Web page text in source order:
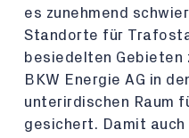
es zunehmend
Standorte für
besiedelten Gebieten
BKW Energie AG in
unterirdischen Raum
gesichert. Damit